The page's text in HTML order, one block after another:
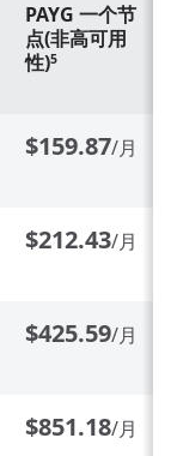
PAYG 一个节
点(非高可用
性)5
$159.87/月
$212.43/月
$425.59/月
$851.18/月